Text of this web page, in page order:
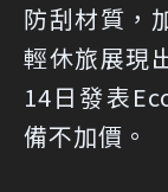
防刮材質，
輕休旅展現
14日發表
備不加價。